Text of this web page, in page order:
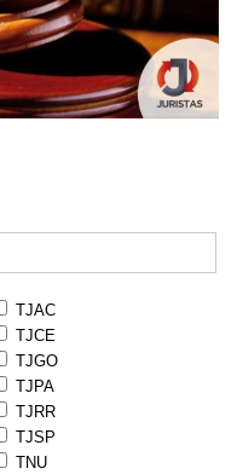
TJAC
TJCE
TJGO
TJPA
TJRR
TJSP
TNU